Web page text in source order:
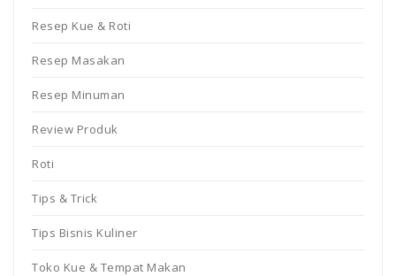
Resep Kue & Roti
Resep Masakan
Resep Minuman
Review Produk
Roti
Tips & Trick
Tips Bisnis Kuliner
Toko Kue & Tempat Makan